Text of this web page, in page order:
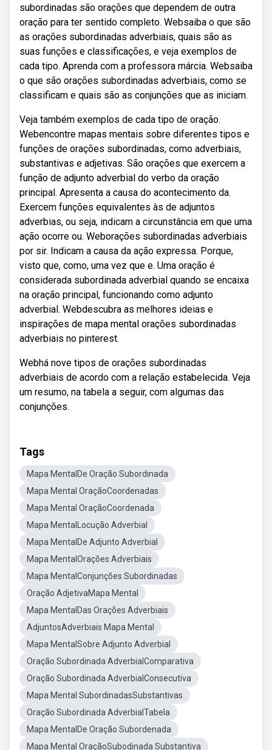
subordinadas são orações que dependem de outra
oração para ter sentido completo. Websaiba o que são
as orações subordinadas adverbiais, quais são as
suas funções e classificações, e veja exemplos de
cada tipo. Aprenda com a professora márcia. Websaiba
o que são orações subordinadas adverbiais, como se
classificam e quais são as conjunções que as iniciam.
Veja também exemplos de cada tipo de oração.
Webencontre mapas mentais sobre diferentes tipos e
funções de orações subordinadas, como adverbiais,
substantivas e adjetivas. São orações que exercem a
função de adjunto adverbial do verbo da oração
principal. Apresenta a causa do acontecimento da.
Exercem funções equivalentes às de adjuntos
adverbias, ou seja, indicam a circunstância em que uma
ação ocorre ou. Weborações subordinadas adverbiais
por sir. Indicam a causa da ação expressa. Porque,
visto que, como, uma vez que e. Uma oração é
considerada subordinada adverbial quando se encaixa
na oração principal, funcionando como adjunto
adverbial. Webdescubra as melhores ideias e
inspirações de mapa mental orações subordinadas
adverbiais no pinterest.
Webhá nove tipos de orações subordinadas
adverbiais de acordo com a relação estabelecida. Veja
um resumo, na tabela a seguir, com algumas das
conjunções.
Tags
Mapa MentalDe Oração Subordinada
Mapa Mental OraçãoCoordenadas
Mapa Mental OraçãoCoordenada
Mapa MentalLocução Adverbial
Mapa MentalDe Adjunto Adverbial
Mapa MentalOrações Adverbiais
Mapa MentalConjunções Subordinadas
Oração AdjetivaMapa Mental
Mapa MentalDas Orações Adverbiais
AdjuntosAdverbiais Mapa Mental
Mapa MentalSobre Adjunto Adverbial
Oração Subordinada AdverbialComparativa
Oração Subordinada AdverbialConsecutiva
Mapa Mental SubordinadasSubstantivas
Oração Subordinada AdverbialTabela
Mapa MentalDe Oração Subordenada
Mapa Mental OraçãoSubodinada Substantiva